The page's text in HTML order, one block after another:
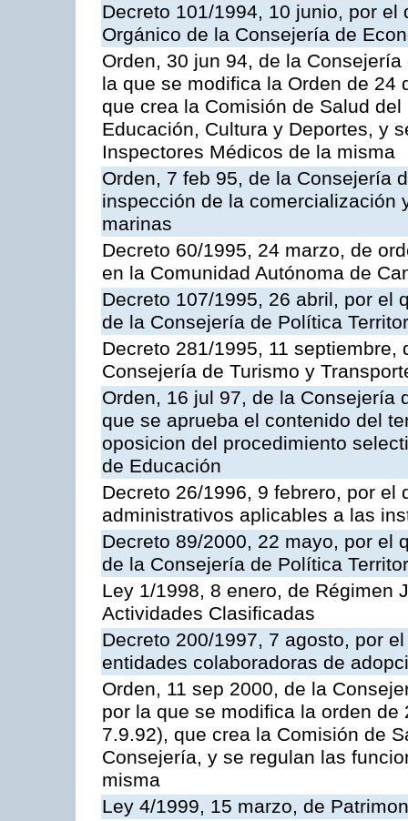
Decreto 101/1994, 10 junio, por
Orgánico de la Consejería de
Orden, 30 jun 94, de la
la que se modifica la Orden de 24
que crea la Comisión de Salud
Educación, Cultura y Deportes, y
Inspectores Médicos de la misma
Orden, 7 feb 95, de la Consejería
inspección de la comercialización
marinas
Decreto 60/1995, 24 marzo, de
en la Comunidad Autónoma de
Decreto 107/1995, 26 abril, por el
de la Consejería de Política
Decreto 281/1995, 11
Consejería de Turismo y
Orden, 16 jul 97, de la Consejería
que se aprueba el contenido del
oposicion del procedimiento
de Educación
Decreto 26/1996, 9 febrero, por
administrativos aplicables a las
Decreto 89/2000, 22 mayo, por el
de la Consejería de Política
Ley 1/1998, 8 enero, de Régimen
Actividades Clasificadas
Decreto 200/1997, 7 agosto, por
entidades colaboradoras de
Orden, 11 sep 2000, de la
por la que se modifica la orden
7.9.92), que crea la Comisión de
Consejería, y se regulan las
misma
Ley 4/1999, 15 marzo, de